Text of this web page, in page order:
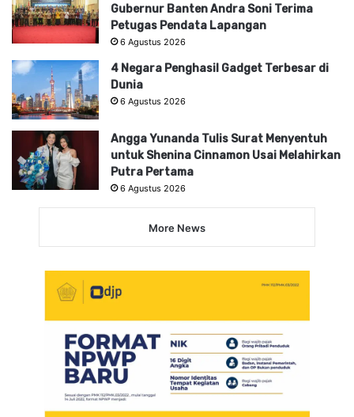
Gubernur Banten Andra Soni Terima
Petugas Pendata Lapangan
6 Agustus 2026
4 Negara Penghasil Gadget Terbesar di
Dunia
6 Agustus 2026
Angga Yunanda Tulis Surat Menyentuh
untuk Shenina Cinnamon Usai Melahirkan
Putra Pertama
6 Agustus 2026
More News